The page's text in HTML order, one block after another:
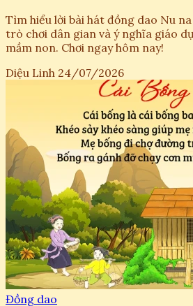
Tìm hiểu lời bài hát đồng dao Nu
trò chơi dân gian và ý nghĩa giáo
mầm non. Chơi ngay hôm nay!
Diệu Linh 24/07/2026
Đồng dao